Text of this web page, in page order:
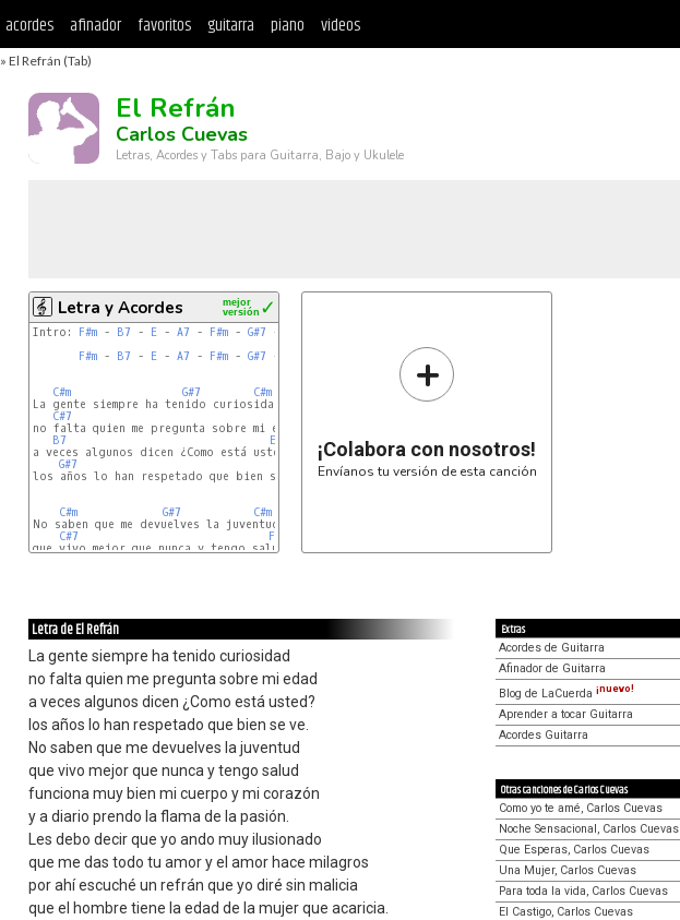
acordes afinador favoritos guitarra piano videos
» El Refrán (Tab)
El Refrán
Carlos Cuevas
Letras, Acordes y Tabs para Guitarra, Bajo y Ukulele
Letra y Acordes ✓
mejor
versión
Intro: F#m - B7 - E - A7 - F#m - G#7 -
F#m - B7 - E - A7 - F#m - G#7 -
C#m G#7
C#m
La gente siempre ha tenido curiosidad
C#7
no falta quien me pregunta sobre mi edad
B7
E
a veces algunos dicen ¿Como está usted?
G#7
los años lo han respetado que bien se ve.
C#m G#7
C#m
No saben que me devuelves la juventud
C#7
F#m
que vivo mejor que nunca y tengo salud
+
¡Colabora con nosotros!
Envíanos tu versión de esta canción
Letra de El Refrán
La gente siempre ha tenido curiosidad
no falta quien me pregunta sobre mi edad
a veces algunos dicen ¿Como está usted?
los años lo han respetado que bien se ve.
No saben que me devuelves la juventud
que vivo mejor que nunca y tengo salud
funciona muy bien mi cuerpo y mi corazón
y a diario prendo la flama de la pasión.
Les debo decir que yo ando muy ilusionado
que me das todo tu amor y el amor hace milagros
por ahí escuché un refrán que yo diré sin malicia
que el hombre tiene la edad de la mujer que acaricia.
Extras
Acordes de Guitarra
Afinador de Guitarra
Blog de LaCuerda ¡nuevo!
Aprender a tocar Guitarra
Acordes Guitarra
Otras canciones de Carlos Cuevas
Como yo te amé, Carlos Cuevas
Noche Sensacional, Carlos Cuevas
Que Esperas, Carlos Cuevas
Una Mujer, Carlos Cuevas
Para toda la vida, Carlos Cuevas
El Castigo, Carlos Cuevas